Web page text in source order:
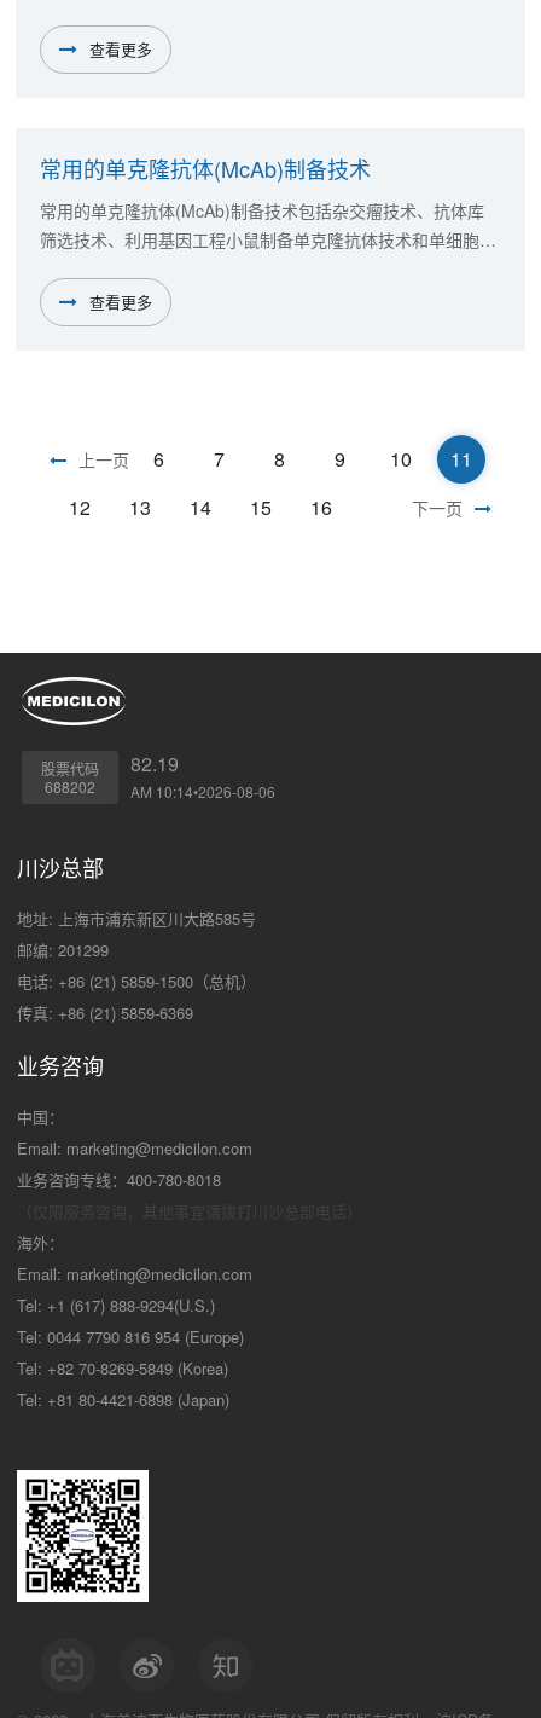
显著相关。
查看更多
常用的单克隆抗体(McAb)制备技术
常用的单克隆抗体(McAb)制备技术包括杂交瘤技术、抗体库
筛选技术、利用基因工程小鼠制备单克隆抗体技术和单细胞筛
查看更多
上一页 6 7 8 9 10
11
12
13 14 15 16 下一页
股票代码
688202
82.19
AM 10:14•2026-08-06
川沙总部
地址: 上海市浦东新区川大路585号
邮编: 201299
电话: +86 (21) 5859-1500（总机）
传真: +86 (21) 5859-6369
业务咨询
中国：
Email: marketing@medicilon.com
业务咨询专线：400-780-8018
海外：
Email: marketing@medicilon.com
Tel: +1 (617) 888-9294(U.S.)
Tel: 0044 7790 816 954 (Europe)
Tel: +82 70-8269-5849 (Korea)
Tel: +81 80-4421-6898 (Japan)